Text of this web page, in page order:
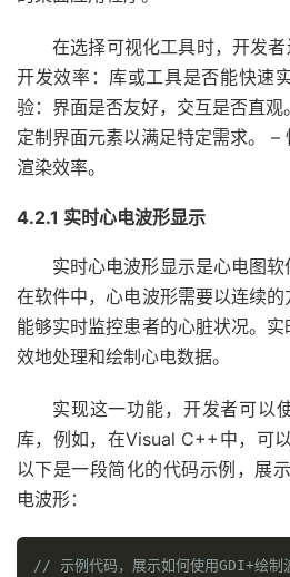
在选择可视化工具时，开发
开发效率：库或工具是否能快速
验：界面是否友好，交互是否直
定制界面元素以满足特定需求。 –
渲染效率。
4.2.1 实时心电波形显示
实时心电波形显示是心电图软
在软件中，心电波形需要以连续
能够实时监控患者的心脏状况。
效地处理和绘制心电数据。
实现这一功能，开发者可以
库，例如，在Visual C++中，可
以下是一段简化的代码示例，展
电波形：
// 示例代码，展示如何使用GDI+绘制